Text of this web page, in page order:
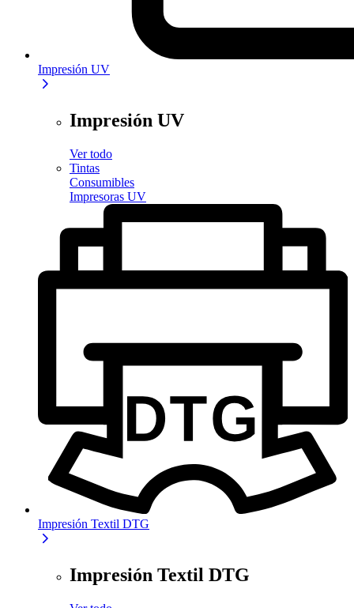
Impresión UV
Impresión UV
Ver todo
Tintas
Consumibles
Impresoras UV
Impresión Textil DTG
Impresión Textil DTG